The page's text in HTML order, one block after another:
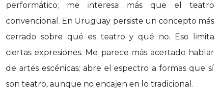
performático; me interesa más que el teatro
convencional. En Uruguay persiste un concepto más
cerrado sobre qué es teatro y qué no. Eso limita
ciertas expresiones. Me parece más acertado hablar
de artes escénicas: abre el espectro a formas que sí
son teatro, aunque no encajen en lo tradicional.